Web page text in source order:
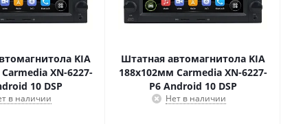
KIA
XN-6227-
10 DSP
в наличии
Штатная автомагнитола KIA
188x102мм Carmedia XN-6227-
P6 Android 10 DSP
Нет в наличии